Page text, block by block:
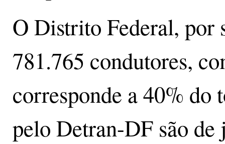
O Distrito Federal, por
781.765 condutores,
corresponde a 40% do
pelo Detran-DF são de